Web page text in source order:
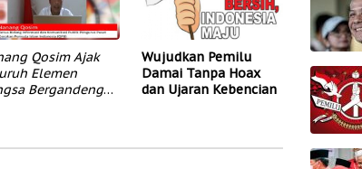
Qosim Ajak
Elemen
Bergandengan
dan Hoaks
Wujudkan Pemilu
Damai Tanpa Hoax
dan Ujaran Kebencian